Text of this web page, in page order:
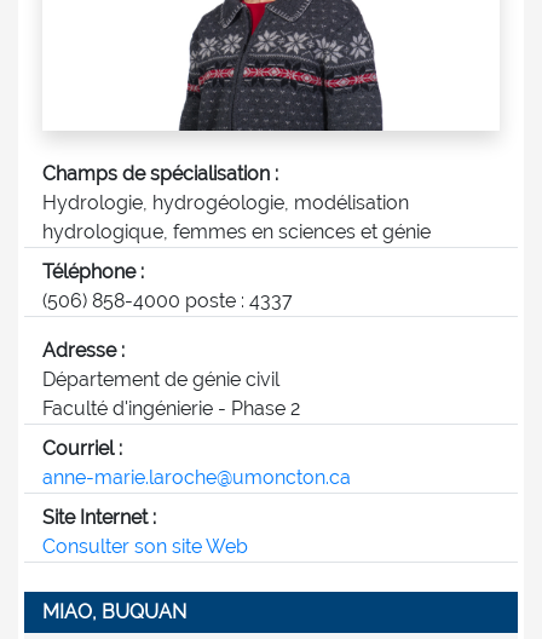
Champs de spécialisation :
Hydrologie, hydrogéologie, modélisation
hydrologique, femmes en sciences et génie
Téléphone :
(506) 858-4000 poste : 4337
Adresse :
Département de génie civil
Faculté d'ingénierie - Phase 2
Courriel :
anne-marie.laroche@umoncton.ca
Site Internet :
Consulter son site Web
MIAO, BUQUAN